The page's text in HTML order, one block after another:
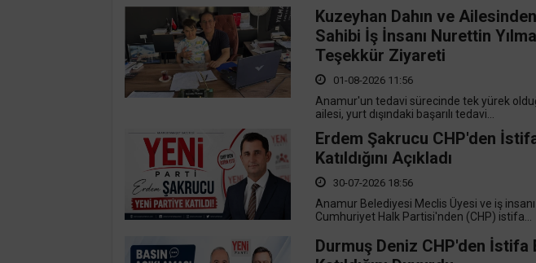
Kuzeyhan Dahın ve
Sahibi İş İnsanı Nurettin
Teşekkür Ziyareti
01-08-2026 11:56
Anamur'un tedavi sürecinde tek yürek
ailesi, yurt dışındaki başarılı tedavi...
Erdem Şakrucu CHP'den
Katıldığını Açıkladı
30-07-2026 18:56
Anamur Belediyesi Meclis Üyesi ve iş
Cumhuriyet Halk Partisi'nden (CHP) istifa...
Durmuş Deniz CHP'den İstifa